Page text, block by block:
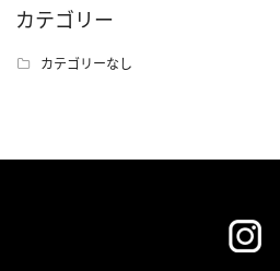
カテゴリー
カテゴリーなし